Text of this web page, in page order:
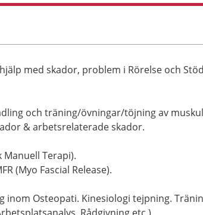
med skador, problem i Rörelse och
och träning/övningar/töjning av
& arbetsrelaterade skador.
Manuell Terapi).
(Myo Fascial Release).
inom Osteopati. Kinesiologi tejpning.